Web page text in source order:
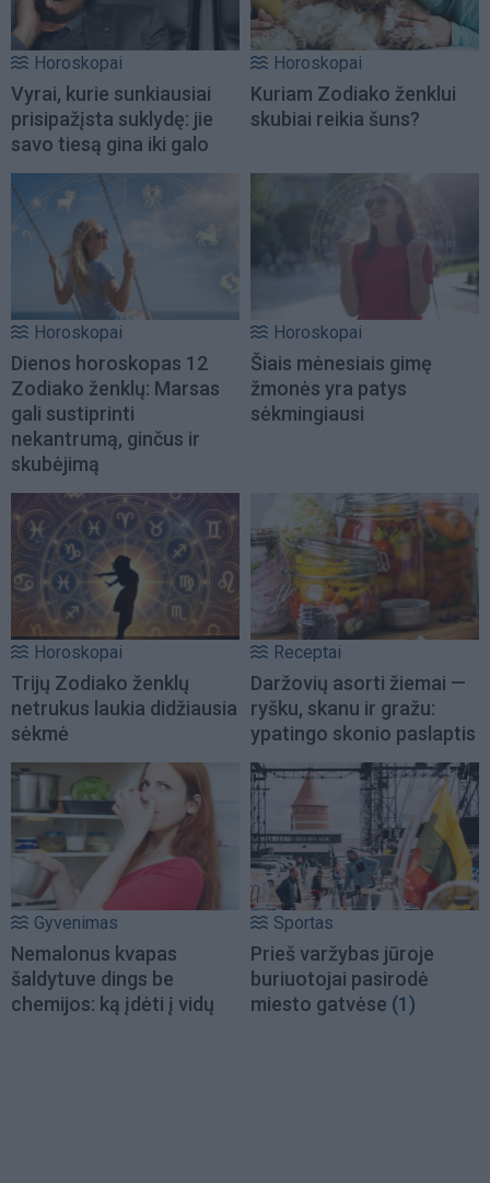
Horoskopai
Vyrai, kurie sunkiausiai
prisipažįsta suklydę: jie
savo tiesą gina iki galo
Horoskopai
Kuriam Zodiako ženklui
skubiai reikia šuns?
Horoskopai
Dienos horoskopas 12
Zodiako ženklų: Marsas
gali sustiprinti
nekantrumą, ginčus ir
skubėjimą
Horoskopai
Šiais mėnesiais gimę
žmonės yra patys
sėkmingiausi
Horoskopai
Trijų Zodiako ženklų
netrukus laukia didžiausia
sėkmė
Receptai
Daržovių asorti žiemai —
ryšku, skanu ir gražu:
ypatingo skonio paslaptis
Gyvenimas
Nemalonus kvapas
šaldytuve dings be
chemijos: ką įdėti į vidų
Sportas
Prieš varžybas jūroje
buriuotojai pasirodė
miesto gatvėse (1)